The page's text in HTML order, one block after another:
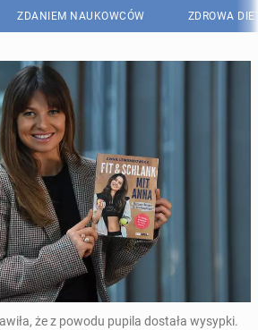
ZDANIEM NAUKOWCÓW ZDROWA
że z powodu pupila dostała wysypki.